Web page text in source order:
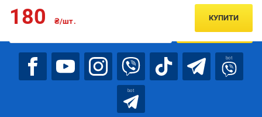
180 ₴/шт. КУПИТИ
Підписуйтесь, щоб дізнаватись першим про акції та пропозиції
ПІДПИСАТИСЯ
bot
bot